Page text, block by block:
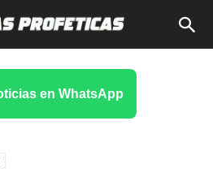
en WhatsApp